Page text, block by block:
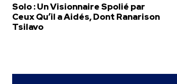
Solo : Un Visionnaire Spolié par
Ceux Qu’il a Aidés, Dont Ranarison
Tsilavo